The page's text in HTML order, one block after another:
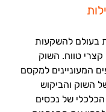
בעולם להשקעות
טווח. השוק
המעוניינים למקסם
השוק והביקוש
של נכסים